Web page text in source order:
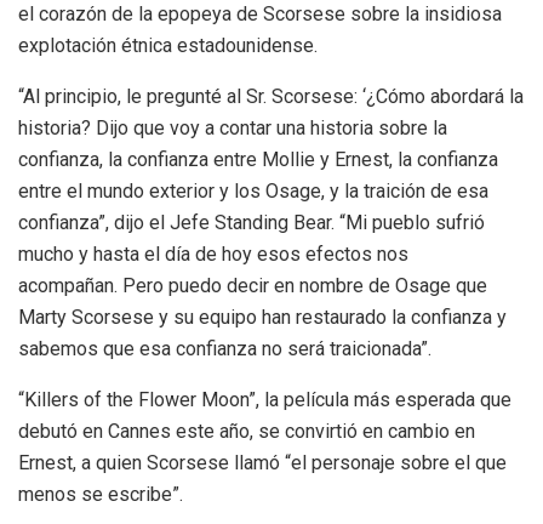
el corazón de la epopeya de Scorsese sobre la insidiosa
explotación étnica estadounidense.
“Al principio, le pregunté al Sr. Scorsese: ‘¿Cómo abordará la
historia? Dijo que voy a contar una historia sobre la
confianza, la confianza entre Mollie y Ernest, la confianza
entre el mundo exterior y los Osage, y la traición de esa
confianza”, dijo el Jefe Standing Bear. “Mi pueblo sufrió
mucho y hasta el día de hoy esos efectos nos
acompañan. Pero puedo decir en nombre de Osage que
Marty Scorsese y su equipo han restaurado la confianza y
sabemos que esa confianza no será traicionada”.
“Killers of the Flower Moon”, la película más esperada que
debutó en Cannes este año, se convirtió en cambio en
Ernest, a quien Scorsese llamó “el personaje sobre el que
menos se escribe”.